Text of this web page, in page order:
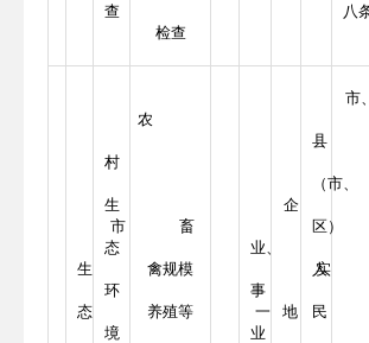
查
检查
八
市
生
态
农
村
生
态
环
境
畜
禽规模
养殖等 一
企
业、
事
业
实
地
市、
县
（市、
区）
人
民